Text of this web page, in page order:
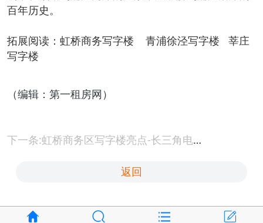
百年历史。
拓展阅读： 虹桥商务写字楼 青浦徐泾写字楼
莘庄
写字楼
（编辑：第一租房网）
下一条:虹桥商务区写字楼亮点-长三角电商中心平台建立
返回